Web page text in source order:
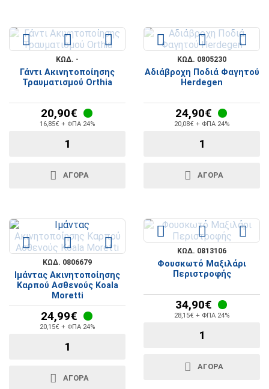
ΚΩΔ. -
Γάντι Ακινητοποίησης
Τραυματισμού Orthia
20,90€
16,85€ + ΦΠΑ 24%
ΑΓΟΡΆ
ΚΩΔ. 0805230
Αδιάβροχη Ποδιά Φαγητού
Herdegen
24,90€
20,08€ + ΦΠΑ 24%
ΑΓΟΡΆ
ΚΩΔ. 0806679
Ιμάντας Ακινητοποίησης
Καρπού Ασθενούς Koala
Moretti
24,99€
20,15€ + ΦΠΑ 24%
ΑΓΟΡΆ
ΚΩΔ. 0813106
Φουσκωτό Μαξιλάρι
Περιστροφής
34,90€
28,15€ + ΦΠΑ 24%
ΑΓΟΡΆ